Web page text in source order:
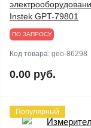
Instek GPT-79801
ПО ЗАПРОСУ
Код товара: geo-86298
0.00 руб.
Популярный